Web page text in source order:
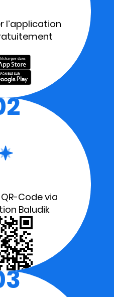
l’application
Code via
Baludik